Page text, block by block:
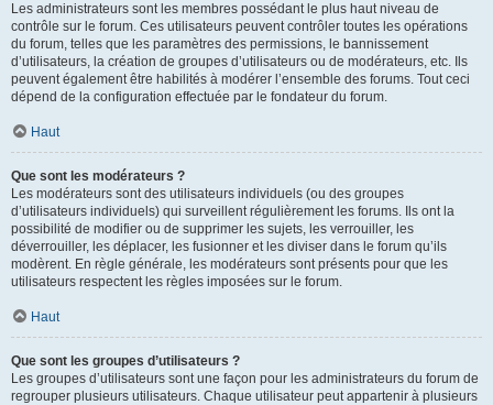
Les administrateurs sont les membres possédant le plus haut niveau de
contrôle sur le forum. Ces utilisateurs peuvent contrôler toutes les opérations
du forum, telles que les paramètres des permissions, le bannissement
d’utilisateurs, la création de groupes d’utilisateurs ou de modérateurs, etc. Ils
peuvent également être habilités à modérer l’ensemble des forums. Tout ceci
dépend de la configuration effectuée par le fondateur du forum.
Haut
Que sont les modérateurs ?
Les modérateurs sont des utilisateurs individuels (ou des groupes
d’utilisateurs individuels) qui surveillent régulièrement les forums. Ils ont la
possibilité de modifier ou de supprimer les sujets, les verrouiller, les
déverrouiller, les déplacer, les fusionner et les diviser dans le forum qu’ils
modèrent. En règle générale, les modérateurs sont présents pour que les
utilisateurs respectent les règles imposées sur le forum.
Haut
Que sont les groupes d’utilisateurs ?
Les groupes d’utilisateurs sont une façon pour les administrateurs du forum de
regrouper plusieurs utilisateurs. Chaque utilisateur peut appartenir à plusieurs